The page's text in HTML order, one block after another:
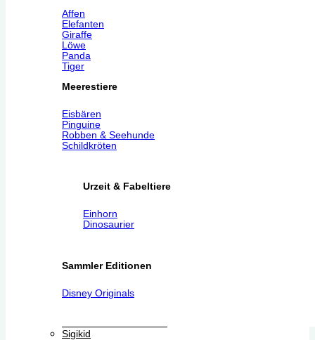
Affen
Elefanten
Giraffe
Löwe
Panda
Tiger
Meerestiere
Eisbären
Pinguine
Robben & Seehunde
Schildkröten
Urzeit & Fabeltiere
Einhorn
Dinosaurier
Sammler Editionen
Disney Originals
Sigikid